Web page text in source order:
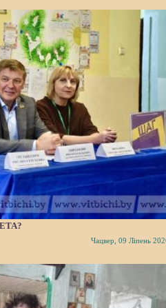
Чацвер, 09 Ліпень